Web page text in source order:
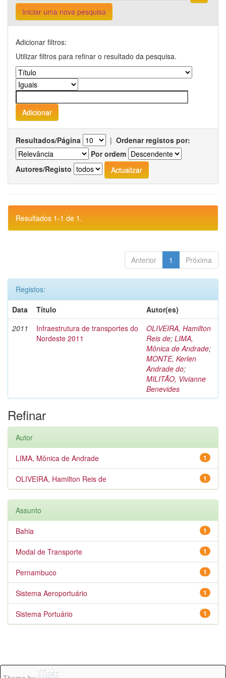
Iniciar uma nova pesquisa
Adicionar filtros:
Utilizar filtros para refinar o resultado da pesquisa.
Resultados/Página | Ordenar registos por:
Por ordem
Autores/Registo
Resultados 1-1 de 1.
Anterior 1 Próxima
Registos:
Data
Título
Autor(es)
2011
Infraestrutura de transportes do
Nordeste 2011
OLIVEIRA, Hamilton
Reis de; LIMA,
Mônica de Andrade;
MONTE, Kerlen
Andrade do;
MILITÃO, Vivianne
Benevides
Refinar
Autor
1
LIMA, Mônica de Andrade
1
OLIVEIRA, Hamilton Reis de
Assunto
1
Bahia
1
Modal de Transporte
1
Pernambuco
1
Sistema Aeroportuário
1
Sistema Portuário